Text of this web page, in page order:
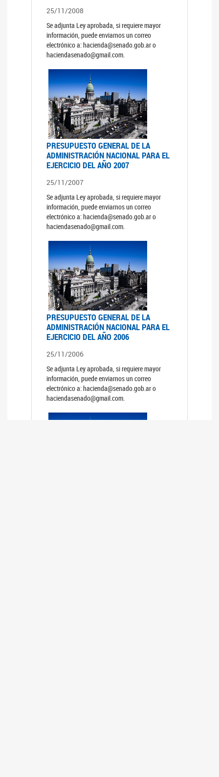
25/11/2008
Se adjunta Ley aprobada, si requiere mayor
información, puede enviarnos un correo
electrónico a: hacienda@senado.gob.ar o
haciendasenado@gmail.com.
PRESUPUESTO GENERAL DE LA
ADMINISTRACIÓN NACIONAL PARA EL
EJERCICIO DEL AÑO 2007
25/11/2007
Se adjunta Ley aprobada, si requiere mayor
información, puede enviarnos un correo
electrónico a: hacienda@senado.gob.ar o
haciendasenado@gmail.com.
PRESUPUESTO GENERAL DE LA
ADMINISTRACIÓN NACIONAL PARA EL
EJERCICIO DEL AÑO 2006
25/11/2006
Se adjunta Ley aprobada, si requiere mayor
información, puede enviarnos un correo
electrónico a: hacienda@senado.gob.ar o
haciendasenado@gmail.com.